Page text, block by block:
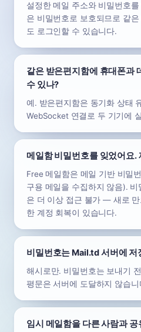
설정한 메일 주소와 비밀번호
은 비밀번호로 보호되므로 같
도 로그인할 수 있습니다.
같은 받은편지함에 휴대폰과
수 있나?
예. 받은편지함은 동기화 상태
WebSocket 연결로 두 기기에
메일함 비밀번호를 잊었어요.
Free 메일함은 메일 기반 비밀
구용 메일을 수집하지 않음).
은 더 이상 접근 불가 — 새로
한 계정 회복이 있습니다.
비밀번호는 Mail.td 서버에 저
해시로만. 비밀번호는 보내기
평문은 서버에 도달하지 않습니
임시 메일함을 다른 사람과 공